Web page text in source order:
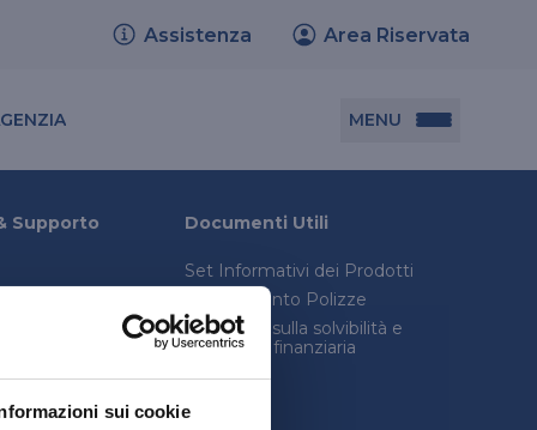
sui cookie
Assistenza Area Riservata
MENU
Documenti utili
Set informativi dei prodotti
Trasferimento polizze
Supporto Documenti Utili
Set Informativi dei Prodotti
Trasferimento Polizze
Relazione sulla solvibilità e
condizioni finanziaria